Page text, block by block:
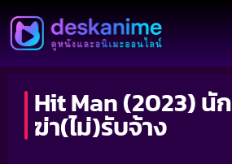
Hit Man (2023) นัก
ฆ่า(ไม่)รับจ้าง